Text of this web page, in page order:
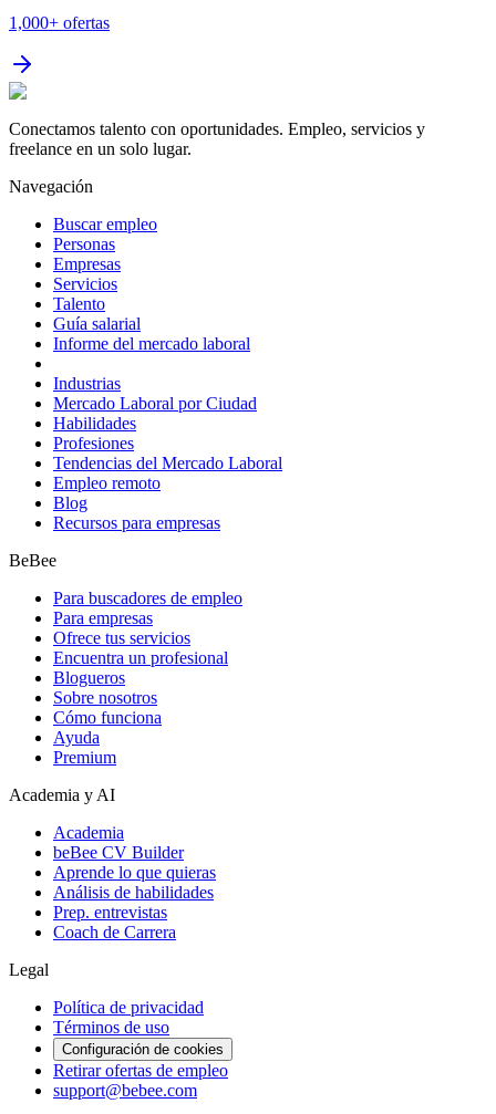
1,000+ ofertas
Conectamos talento con oportunidades. Empleo, servicios y
freelance en un solo lugar.
Navegación
Buscar empleo
Personas
Empresas
Servicios
Talento
Guía salarial
Informe del mercado laboral
Industrias
Mercado Laboral por Ciudad
Habilidades
Profesiones
Tendencias del Mercado Laboral
Empleo remoto
Blog
Recursos para empresas
BeBee
Para buscadores de empleo
Para empresas
Ofrece tus servicios
Encuentra un profesional
Blogueros
Sobre nosotros
Cómo funciona
Ayuda
Premium
Academia y AI
Academia
beBee CV Builder
Aprende lo que quieras
Análisis de habilidades
Prep. entrevistas
Coach de Carrera
Legal
Política de privacidad
Términos de uso
Configuración de cookies
Retirar ofertas de empleo
support@bebee.com